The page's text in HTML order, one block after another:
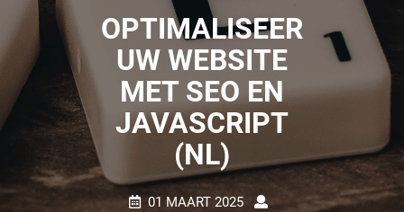
OPTIMALISEER
UW WEBSITE
MET SEO EN
JAVASCRIPT
(NL)
01 MAART 2025